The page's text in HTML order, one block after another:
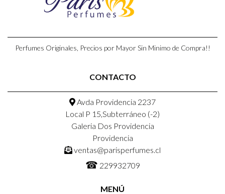
Perfumes Originales, Precios por Mayor Sin Minimo de Compra!!
CONTACTO
Avda Providencia 2237
Local P 15,Subterráneo (-2)
Galeria Dos Providencia
Providencia
ventas@parisperfumes.cl
☎ 229932709
MENÚ